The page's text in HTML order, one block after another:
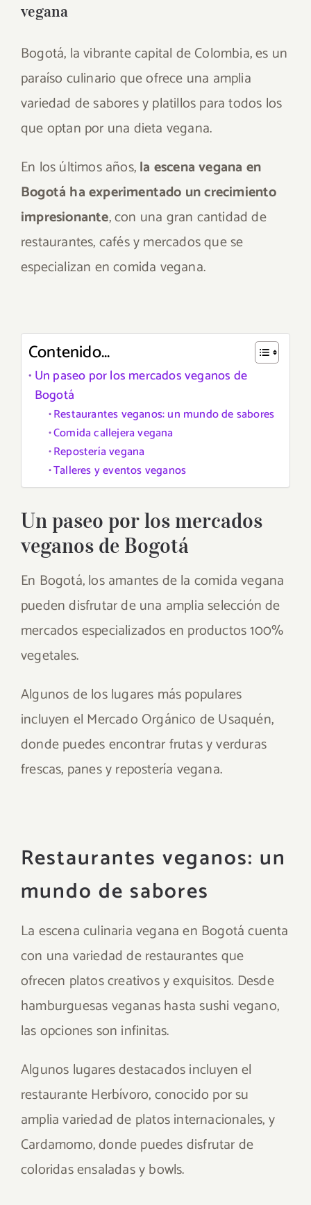
vegana
Bogotá, la vibrante capital de Colombia, es un
paraíso culinario que ofrece una amplia
variedad de sabores y platillos para todos los
que optan por una dieta vegana.
En los últimos años,la escena vegana en
Bogotá ha experimentado un crecimiento
impresionante, con una gran cantidad de
restaurantes, cafés y mercados que se
especializan en comida vegana.
Contenido...
Un paseo por los mercados veganos de
Bogotá
Restaurantes veganos: un mundo de sabores
Comida callejera vegana
Repostería vegana
Talleres y eventos veganos
Un paseo por los mercados
veganos de Bogotá
En Bogotá, los amantes de la comida vegana
pueden disfrutar de una amplia selección de
mercados especializados en productos 100%
vegetales.
Algunos de los lugares más populares
incluyen el Mercado Orgánico de Usaquén,
donde puedes encontrar frutas y verduras
frescas, panes y repostería vegana.
Restaurantes veganos: un
mundo de sabores
La escena culinaria vegana en Bogotá cuenta
con una variedad de restaurantes que
ofrecen platos creativos y exquisitos. Desde
hamburguesas veganas hasta sushi vegano,
las opciones son infinitas.
Algunos lugares destacados incluyen el
restaurante Herbívoro, conocido por su
amplia variedad de platos internacionales, y
Cardamomo, donde puedes disfrutar de
coloridas ensaladas y bowls.